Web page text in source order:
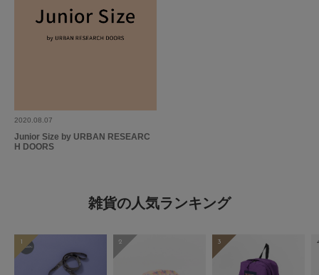
2020.08.07
Junior Size by URBAN RESEARC
H DOORS
雑貨の人気ランキング
1 2 3